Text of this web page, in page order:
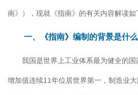
南》），现就《指南》的有关内容解读如
一、《指南》编制的背景是什么
我国是世界上工业体系最为健全的
增加值连续11年位居世界第一，制造业